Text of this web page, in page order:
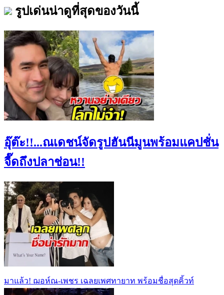
รูปเด่นน่าดูที่สุดของวันนี้
อุ๊ต๊ะ!!...ณเดชน์จัดรูปฮันนีมูนพร้อมแคปชั่น
จี๊ดถึงปลาช่อน!!
มาแล้ว! ฌอห์ณ-เพชร เฉลยเพศทายาท พร้อมชื่อสุดคิ้วท์